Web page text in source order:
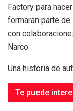
Factory para
formarán parte
con
Narco.
Una historia de
Te puede